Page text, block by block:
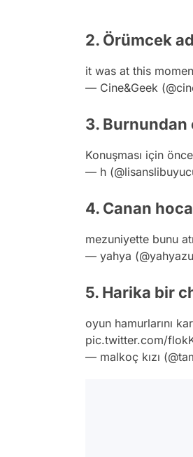
2. Örümcek
it was at this
— Cine&Geek
3.
Konuşması için
— h
4. Canan
mezuniyette bunu
— yahya
5. Harika bir
oyun hamurlarını
pic.twitter.com/
— malkoç kızı